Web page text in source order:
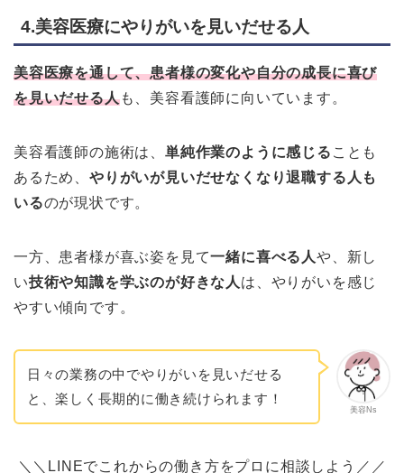
4.美容医療にやりがいを見いだせる人
美容医療を通して、患者様の変化や自分の成長に喜び
を見いだせる人も、美容看護師に向いています。
美容看護師の施術は、 単純作業のように感じる ことも
あるため、 やりがいが見いだせなくなり退職する人も
いるのが現状です。
一方、患者様が喜ぶ姿を見て一緒に喜べる人や、新し
い技術や知識を学ぶのが好きな人 は、やりがいを感じ
やすい傾向です。
美容Ns
日々の業務の中でやりがいを見いだせる
と、楽しく長期的に働き続けられます！
＼＼LINEでこれからの働き方をプロに相談しよう／／